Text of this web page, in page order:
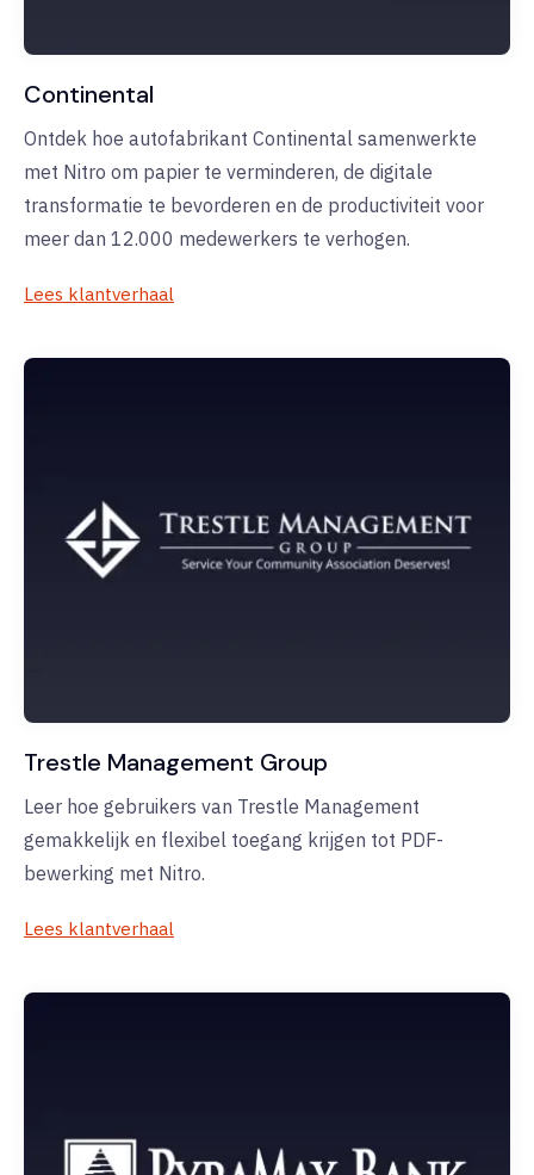
Continental
Ontdek hoe autofabrikant Continental samenwerkte
met Nitro om papier te verminderen, de digitale
transformatie te bevorderen en de productiviteit voor
meer dan 12.000 medewerkers te verhogen.
Lees klantverhaal
Trestle Management Group
Leer hoe gebruikers van Trestle Management
gemakkelijk en flexibel toegang krijgen tot PDF-
bewerking met Nitro.
Lees klantverhaal